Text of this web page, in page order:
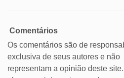
Comentários
Os comentários são de
exclusiva de seus autores e não
representam a opinião deste